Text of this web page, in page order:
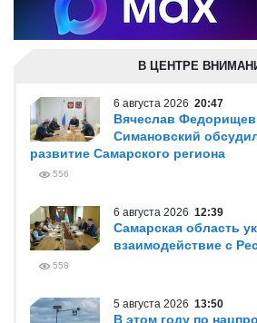
В ЦЕНТРЕ
6 августа 2026 20:47
Вячеслав
Симановский
развитие Самарского региона
556
6 августа 2026 12:39
Самарская область
взаимодействие с
558
5 августа 2026 13:50
В этом году по